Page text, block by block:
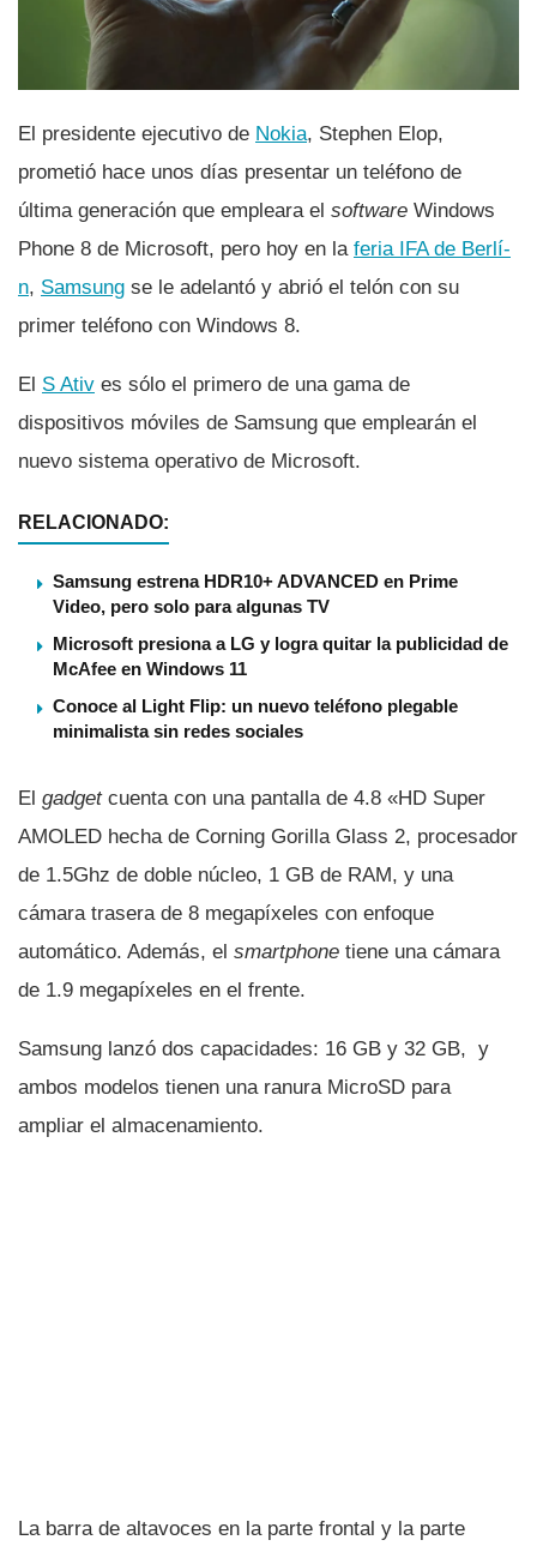
El presidente ejecutivo de Nokia, Stephen Elop,
prometió hace unos dí­as presentar un teléfono de
última generación que empleara el software Windows
Phone 8 de Microsoft, pero hoy en la feria IFA de Berlí­
n, Samsung se le adelantó y abrió el telón con su
primer teléfono con Windows 8.
El S Ativ es sólo el primero de una gama de
dispositivos móviles de Samsung que emplearán el
nuevo sistema operativo de Microsoft.
RELACIONADO:
Samsung estrena HDR10+ ADVANCED en Prime
Video, pero solo para algunas TV
Microsoft presiona a LG y logra quitar la publicidad de
McAfee en Windows 11
Conoce al Light Flip: un nuevo teléfono plegable
minimalista sin redes sociales
El gadgetcuenta con una pantalla de 4.8 «HD Super
AMOLED hecha de Corning Gorilla Glass 2, procesador
de 1.5Ghz de doble núcleo, 1 GB de RAM, y una
cámara trasera de 8 megapí­xeles con enfoque
automático. Además, el smartphone tiene una cámara
de 1.9 megapí­xeles en el frente.
Samsung lanzó dos capacidades: 16 GB y 32 GB, y
ambos modelos tienen una ranura MicroSD para
ampliar el almacenamiento.
La barra de altavoces en la parte frontal y la parte